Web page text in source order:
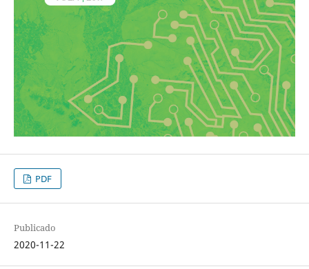
PDF
Publicado
2020-11-22